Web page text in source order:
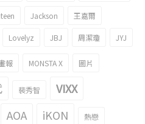
Jackson 王嘉爾
Lovelyz JBJ 周潔瓊 JYJ
報 MONSTA X 圖片
裴秀智 VIXX
AOA iKON 熱戀